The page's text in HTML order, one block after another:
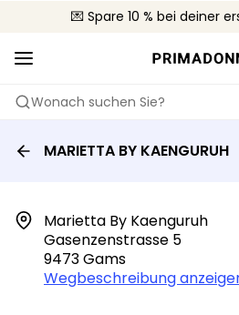
💌 Spare 10 % bei deiner
🚚 Kostenloser Versand bei
📦 Kostenlose
Wonach suchen Sie?
MARIETTA BY KAENGURUH
Marietta By Kaenguruh
Gasenzenstrasse 5
9473 Gams
Wegbeschreibung